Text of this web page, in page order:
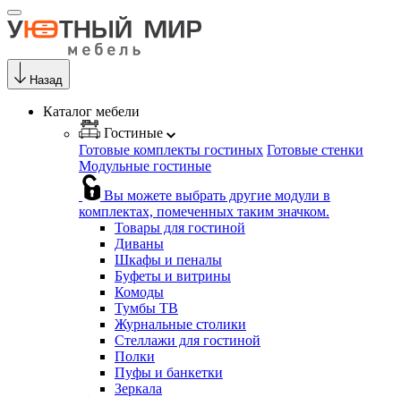
Назад
Каталог мебели
Гостиные
Готовые комплекты гостиных Готовые стенки
Модульные гостиные
Вы можете выбрать другие модули в
комплектах, помеченных таким значком.
Товары для гостиной
Диваны
Шкафы и пеналы
Буфеты и витрины
Комоды
Тумбы ТВ
Журнальные столики
Стеллажи для гостиной
Полки
Пуфы и банкетки
Зеркала